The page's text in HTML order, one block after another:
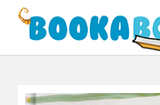
Skip